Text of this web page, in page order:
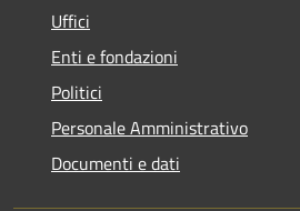
Uffici
Enti e fondazioni
Politici
Personale Amministrativo
Documenti e dati